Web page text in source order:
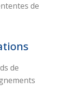
de
de